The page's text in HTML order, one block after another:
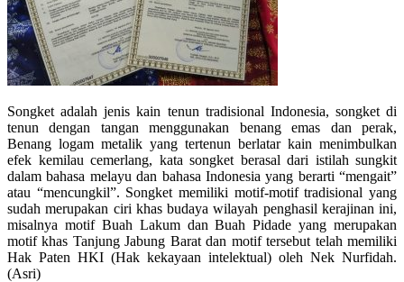
Songket adalah jenis kain tenun tradisional Indonesia, songket di
tenun dengan tangan menggunakan benang emas dan perak,
Benang logam metalik yang tertenun berlatar kain menimbulkan
efek kemilau cemerlang, kata songket berasal dari istilah sungkit
dalam bahasa melayu dan bahasa Indonesia yang berarti “mengait”
atau “mencungkil”. Songket memiliki motif-motif tradisional yang
sudah merupakan ciri khas budaya wilayah penghasil kerajinan ini,
misalnya motif Buah Lakum dan Buah Pidade yang merupakan
motif khas Tanjung Jabung Barat dan motif tersebut telah memiliki
Hak Paten HKI (Hak kekayaan intelektual) oleh Nek Nurfidah.
(Asri)